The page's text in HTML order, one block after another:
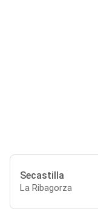
Secastilla
La Ribagorza